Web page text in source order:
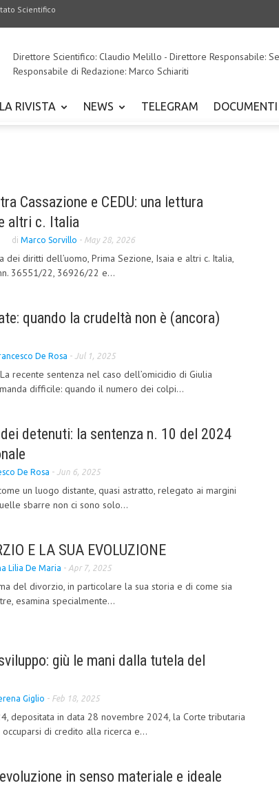
Scientifico
Direttore Scientifico: Claudio Melillo - Direttore Responsabile:
Responsabile di Redazione: Marco Schiariti
LA RIVISTA NEWS TELEGRAM DOCUMENTI
Cassazione e CEDU: una lettura
altri c. Italia
di Marco Sorvillo - May 28, 2026
dei diritti dell’uomo, Prima Sezione, Isaia e altri c. Italia,
36551/22, 36926/22 e...
quando la crudeltà non è (ancora)
De Rosa - Jul 1, 2025
recente sentenza nel caso dell’omicidio di Giulia
difficile: quando il numero dei colpi...
detenuti: la sentenza n. 10 del 2024
De Rosa - Jun 6, 2025
un luogo distante, quasi astratto, relegato ai margini
sbarre non ci sono solo...
E LA SUA EVOLUZIONE
Lilia De Maria - Apr 7, 2025
del divorzio, in particolare la sua storia e di come sia
esamina specialmente...
giù le mani dalla tutela del
Giglio - Feb 18, 2025
depositata in data 28 novembre 2024, la Corte tributaria
di credito alla ricerca e...
in senso materiale e ideale